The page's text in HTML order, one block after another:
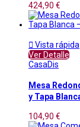
424,90 €
 Vista rápida
Ver Detalle
CasaDis
Mesa
y Tapa
104,90 €